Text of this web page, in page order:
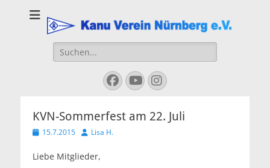
Kanu Verein
Nuernberg
Suchen
nach:
Facebook
YouTube
Instagram
KVN-Sommerfest am 22. Juli
Veröffentlicht
15.7.2015 AutorLisa H.
Liebe Mitglieder,